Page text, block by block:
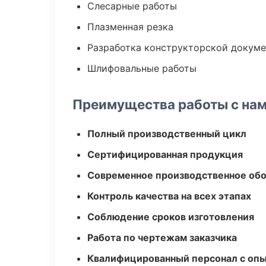
Слесарные работы
Плазменная резка
Разработка конструкторской
Шлифовальные работы
Преимущества работы с
Полный производственный цикл
Сертифицированная продукция
Современное производственное
Контроль качества на всех этапах
Соблюдение сроков изготовления
Работа по чертежам заказчика
Квалифицированный персонал с